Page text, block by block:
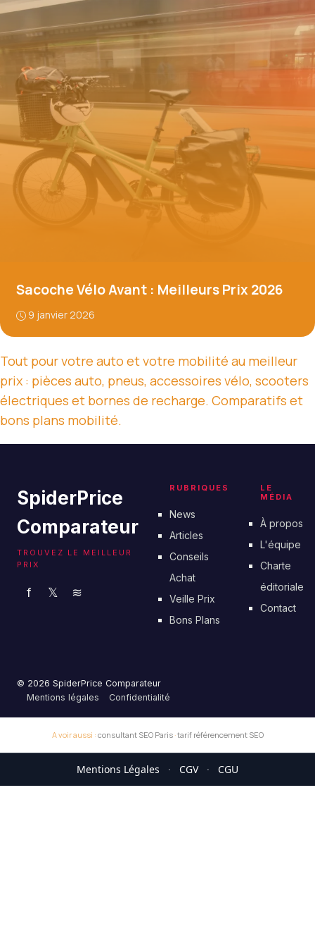
Sacoche Vélo Avant : Meilleurs Prix 2026
9 janvier 2026
Tout pour votre auto et votre mobilité au meilleur
prix : pièces auto, pneus, accessoires vélo, scooters
électriques et bornes de recharge. Comparatifs et
bons plans mobilité.
SpiderPrice
Comparateur
TROUVEZ LE MEILLEUR
PRIX
f 𝕏 ≋
RUBRIQUES
News
Articles
Conseils
Achat
Veille Prix
Bons Plans
LE
MÉDIA
À propos
L'équipe
Charte
éditoriale
Contact
© 2026 SpiderPrice Comparateur
Mentions légales
Confidentialité
A voir aussi : consultant SEO Paris·tarif référencement SEO
Mentions Légales · CGV · CGU